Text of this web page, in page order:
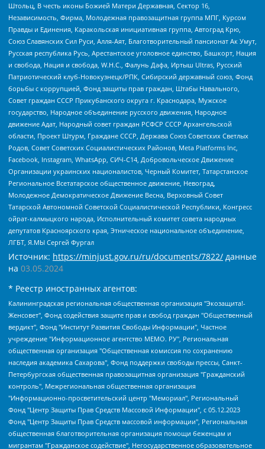
Штольц, В честь иконы Божией Матери Державная, Сектор 16,
Независимость, Фирма, Молодежная правозащитная группа МПГ, Курсом
Правды и Единения, Каракольская инициативная группа, Автоград Крю,
Союз Славянских Сил Руси, Алля-Аят, Благотворительный пансионат Ак Умут,
Русская республика Русь, Арестантское уголовное единство, Башкорт, Нация
и свобода, Нация и свобода, W.H.С., Фалунь Дафа, Иртыш Ultras, Русский
Патриотический клуб-Новокузнецк/РПК, Сибирский державный союз, Фонд
борьбы с коррупцией, Фонд защиты прав граждан, Штабы Навального,
Совет граждан СССР Прикубанского округа г. Краснодара, Мужское
государство, Народное объединение русского движения, Народное
движение Адат, Народный совет граждан РСФСР СССР Архангельской
области, Проект Штурм, Граждане СССР, Держава Союз Советских Светлых
Родов, Совет Советских Социалистических Районов, Meta Platforms Inc,
Facebook, Instagram, WhatsApp, СИЧ-С14, Добровольческое Движение
Организации украинских националистов, Черный Комитет, Татарстанское
Региональное Всетатарское общественное движение, Невоград,
Молодежное Демократическое Движение Весна, Верховный Совет
Татарской Автономной Советской Социалистической Республики, Конгресс
ойрат-калмыцкого народа, Исполнительный комитет совета народных
депутатов Красноярского края, Этническое национальное объединение,
ЛГБТ, Я.МЫ Сергей Фургал
Источник: https://minjust.gov.ru/ru/documents/7822/ данные
на 03.05.2024
* Реестр иностранных агентов:
Калининградская региональная общественная организация "Экозащита!-Женсовет", Фонд содействия защите прав и свобод граждан "Общественный вердикт", Фонд "Институт Развития Свободы Информации", Частное учреждение "Информационное агентство МЕМО. РУ", Региональная общественная организация "Общественная комиссия по сохранению наследия академика Сахарова", Фонд поддержки свободы прессы, Санкт-Петербургская общественная правозащитная организация "Гражданский контроль", Межрегиональная общественная организация "Информационно-просветительский центр "Мемориал", Региональный Фонд "Центр Защиты Прав Средств Массовой Информации", с 05.12.2023 Фонд "Центр Защиты Прав Средств массовой информации", Региональная общественная благотворительная организация помощи беженцам и мигрантам "Гражданское содействие", Негосударственное образовательное учреждение дополнительного профессионального образования (повышение квалификации) специалистов "АКАДЕМИЯ ПО ПРАВАМ ЧЕЛОВЕКА", Свердловская региональная общественная организация "Сутяжник", Автономная некоммерческая организация "Центр независимых социологических исследований", Союз общественных объединений "Российский исследовательский центр по правам человека", Региональное общественное учреждение научно-информационный центр "МЕМОРИАЛ", Некоммерческая организация "Фонд защиты гласности", Автономная некоммерческая организация "Институт прав человека", Городская общественная организация "Екатеринбургское общество "МЕМОРИАЛ", Городская общественная организация "Рязанское историко-просветительское и правозащитное общество "Мемориал" (Рязанский Мемориал), Челябинский региональный орган общественной самодеятельности – женское общественное объединение "Женщины Евразии", Челябинский региональный орган общественной самодеятельности "Уральская правозащитная группа", Фонд содействия защите здоровья и социальной справедливости имени Андрея Рылькова, Автономная Некоммерческая Организация "Аналитический Центр Юрия Левады", Автономная некоммерческая организация социальной поддержки населения "Проект Апрель", Региональная общественная организация помощи женщинам и детям, находящимся в кризисной ситуации "Информационно-методический центр "Анна", Фонд содействия развитию массовых коммуникаций и правовому просвещению "Так-так-Так", Фонд содействия устойчивому развитию "Серебряная тайга", Свердловский региональный общественный фонд социальных проектов "Новое время", "Idel.Реалии", Кавказ.Реалии, Крым.Реалии, Телеканал Настоящее Время, Татаро-башкирская служба Радио Свобода (Azatliq Radiosi), Радио Свободная Европа/Радио Свобода (PCE/PC), "Сибирь.Реалии", "Фактограф", Благотворительный фонд помощи осужденным и их семьям, Автономная некоммерческая организация "Институт глобализации и социальных движений", Фонд "В защиту прав заключенных", Частное учреждение "Центр поддержки и содействия развитию средств массовой информации", Пензенский региональный общественный благотворительный фонд "Гражданский союз", "Север.Реалии", Некоммерческая организация Фонд "Правовая инициатива", Общество с ограниченной ответственностью "Радио Свободная Европа/Радио Свобода", Чешское информационное агентство "MEDIUM-ORIENT", Красноярская региональная общественная организация "Мы против СПИДа", Камалягин Денис Николаевич, Маркелов Сергей Евгеньевич, Пономарев Лев Александрович, Савицкая Людмила Алексеевна, Автономная некоммерческая организация "Центр по работе с проблемой насилия "НАСИЛИЮ.НЕТ", Межрегиональный профессиональный союз работников здравоохранения "Альянс врачей", Юридическое лицо, зарегистрированное в Латвийской Республике, SIA "Medusa Project" (регистрационный номер 40103797863, дата регистрации 10.06.2014), Некоммерческая организация "Фонд по борьбе с коррупцией", Автономная некоммерческая организация "Институт права и публичной политики", Баданин Роман Сергеевич, Гликин Максим Александрович, Железнова Мария Михайловна, Лукьянова Юлия Сергеевна, Маетная Елизавета Витальевна, Маняхин Петр Борисович, Чуракова Ольга Владимировна, Ярош Юлия Петровна, Юридическое лицо "The Insider SIA", зарегистрированное в Риге, Латвийская Республика (дата регистрации 26.06.2015), являющееся администратором доменного имени интернет-издания "The Insider SIA", https://theins.ru, Постернак Алексей Евгеньевич, Рубин Михаил Аркадьевич, Анин Роман Александрович, Юридическое лицо Istories fonds, зарегистрированное в Латвийской Республике (регистрационный номер 50008295751, дата регистрации 24.02.2020), Великовский Дмитрий Александрович, Долинина Ирина Николаевна, Мароховская Алеся Алексеевна, Шлейнов Роман Юрьевич, Шмагун Олеся Валентиновна, Общество с ограниченной ответственностью "Альтаир 2021", Общество с ограниченной ответственностью "Вега 2021", Общество с ограниченной ответственностью "Главный редактор 2021", Общество с ограниченной ответственностью "Ромашки монолит", Важенков Артем Валерьевич, Ивановская областная общественная организация "Центр гендерных исследований", Гурман Юрий Альбертович, Медиапроект "ОВД-Инфо", Егоров Владимир Владимирович, Жилинский Владимир Александрович, Общество с ограниченной ответственностью "ЗП", Иванова София Юрьевна, Карезина Инна Павловна, Кильтау Екатерина Викторовна, Петров Алексей Викторович, Пискунов Сергей Евгеньевич, Смирнов Сергей Сергеевич, Тихонов Михаил Сергеевич, Общество с ограниченной ответственностью "ЖУРНАЛИСТ-ИНОСТРАННЫЙ АГЕНТ", Арапова Галина Юрьевна, Вольтская Татьяна Анатольевна, Американская компания "Mason G.E.S. Anonymous Foundation" (США), являющаяся владельцем интернет-издания https://mnews.world/, Компания "Stichting Bellingcat", зарегистрированная в Нидерландах (дата регистрации 11.07.2018), Захаров Андрей Вячеславович, Клепиковская Екатерина Дмитриевна, Общество с ограниченной ответственностью "МЕМО", Перл Роман Александрович, Симонов Евгений Алексеевич, Соловьева Елена Анатольевна, Сотников Даниил Владимирович, Сурначева Елизавета Дмитриевна, Автономная некоммерческая организация по защите прав человека и информированию населения "Якутия – Наше Мнение", Общество с ограниченной ответственностью "Москоу диджитал медиа", с 26.01.2023 Общество с ограниченной ответственностью "Чайка Белые сады", Ветошкина Валерия Валерьевна, Заговора Максим Александрович, Межрегиональное общественное движение "Российская ЛГБТ - сеть", Оленичев Максим Владимирович, Павлов Иван Юрьевич, Скворцова Елена Сергеевна, Общество с ограниченной ответственностью "Как бы инагент", Кочетков Игорь Викторович, Общество с ограниченной ответственностью "Честные выборы", Еланчик Олег Александрович, Общество с ограниченной ответственностью "Нобелевский призыв", Гималова Регина Эмилевна, Григорьев Андрей Валерьевич, Григорьева Алина Александровна, Ассоциация по содействию защите прав призывников, альтернативнослужащих и военнослужащих "Правозащитная группа "Гражданин.Армия.Право", Хисамова Регина Фаритовна, Автономная некоммерческая организация по реализации социально-правовых программ "Лилит", Дальневосточное общественное движение "Маяк", Санкт-Петербургская ЛГБТ-инициативная группа "Выход", Инициативная группа ЛГБТ+ "Реверс", Алексеев Андрей Викторович, Бекбулатова Таисия Львовна, Беляев Иван Михайлович, Владыкина Елена Сергеевна, Гельман Марат Александрович, Никульшина Вероника Юрьевна, Толоконникова Надежда Андреевна, Шендерович Виктор Анатольевич, Общество с ограниченной ответственностью "Данное сообщение", Общество с ограниченной ответственностью Издательский дом "Новая глава", Айнбиндер Александра Александровна, Московский комьюнити-центр для ЛГБТ+инициатив, Благотворительный фонд развития филантропии, Deutsche Welle (Германия, Kurt-Schumacher-Strasse 3, 53113 Bonn), Борзунова Мария Михайловна, Воробьев Виктор Викторович, Голубева Анна Львовна, Константинова Алла Михайловна, Малкова Ирина Владимировна, Мурадов Мурад Абдулгалимович, Осетинская Елизавета Николаевна, Понасенков Евгений Николаевич, Ганапольский Матвей Юрьевич, Киселев Евгений Алексеевич, Борухович Ирина Григорьевна, Дремин Иван Тимофеевич, Дубровский Дмитрий Викторович, Красноярская региональная общественная организация поддержки и развития альтернативных образовательных технологий и межкультурных коммуникаций "ИНТЕРРА", Маяковская Екатерина Алексеевна, Фейгин Марк Захарович, Филимонов Андрей Викторович, Дзугкоева Регина Николаевна, Доброхотов Роман Александрович, Дудь Юрий Александрович, Елкин Сергей Владимирович, Кругликов Кирилл Игоревич, Сабунаева Мария Леонидовна, Семенов Алексей Владимирович, Шаинян Карен Багратович, Шульман Екатерина Михайловна, Асафьев Артур Валерьевич, Вахштайн Виктор Семенович, Венедиктов Алексей Алексеевич, Лушникова Екатерина Евгеньевна, Волков Леонид Михайлович, Невзоров Александр Глебович, Пархоменко Сергей Борисович, Сироткин Ярослав Николаевич, Кара-Мурза Владимир Владимирович, Баранова Наталья Владимировна, Гозман Леонид Яковлевич, Кагарлицкий Борис Юльевич, Климарев Михаил Валерьевич, Милов Владимир Станиславович, Автономная некоммерческая организация Краснодарский центр современного искусства "Типография", Моргенштерн Алишер Тагирович, Соболь Любовь Эдуардовна, Общество с ограниченной ответственностью "ЛИЗА НОРМ", Каспаров Гарри Кимович, Ходорковский Михаил Борисович, Общество с ограниченной ответственностью "Апрельские тезисы", Данилович Ирина Брониславовна, Кашин Олег Владимирович, Петров Николай Владимирович, Пивоваров Алексей Владимирович, Соколов Михаил Владимирович, Цветкова Юлия Владимировна, Чичваркин Евгений Александрович, Комитет против пыток/Команда против пыток, Общество с ограниченной ответственностью "Первый научный", Общество с ограниченной ответственностью "Вертолет и ко", Белоцерковская Вероника Борисовна, Кац Максим Евгеньевич, Лазарева Татьяна Юрьевна, Шаведдинов Руслан Табризович, Яшин Илья Валерьевич, Общество с ограниченной ответственностью "Иноагент ААВ", Алешковский Дмитрий Петрович, Альбац Евгения Марковна, Быков Дмитрий Львович, Галямина Юлия Евгеньевна, Лойко Сергей Леонидович, Мартынов Кирилл Константинович, Медведев Сергей Александрович, Крашенинников Федор Геннадиевич, Гордеева Катерина Вл